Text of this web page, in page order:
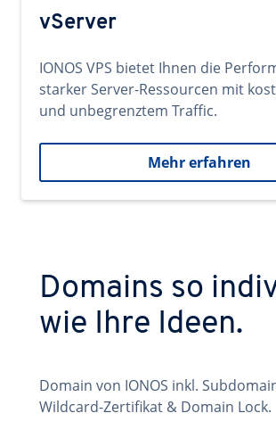
vServer
IONOS VPS bietet Ihnen die
starker Server-Ressourcen mit
und unbegrenztem Traffic.
Mehr erfahren
Domains so
wie Ihre Ideen.
Domain von IONOS inkl.
Wildcard-Zertifikat & Domain Lock.